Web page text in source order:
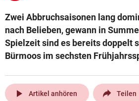
Zwei Abbruchsaisonen lang
nach Belieben, gewann in
Spielzeit sind es bereits doppelt
Bürmoos im sechsten
play_arrow Artikel anhören Teilen